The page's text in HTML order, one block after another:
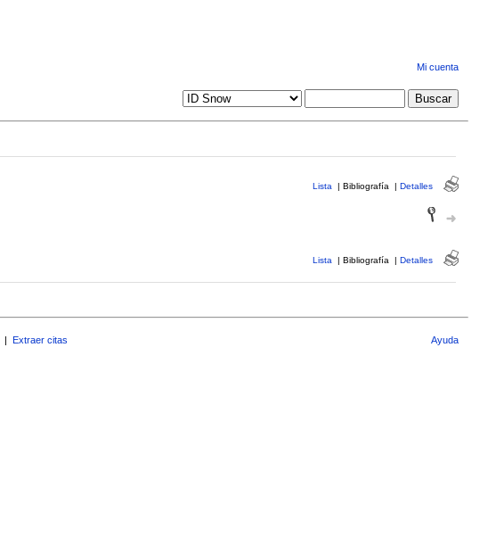
Mi cuenta
Lista | Bibliografía | Detalles
Lista | Bibliografía | Detalles
| Extraer citas Ayuda